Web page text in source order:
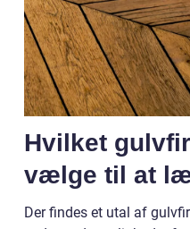
Hvilket
vælge til at
Der findes et utal af